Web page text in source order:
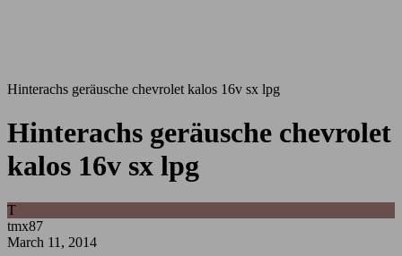
Hinterachs geräusche chevrolet kalos 16v sx lpg
Hinterachs geräusche chevrolet
kalos 16v sx lpg
T
tmx87
March 11, 2014